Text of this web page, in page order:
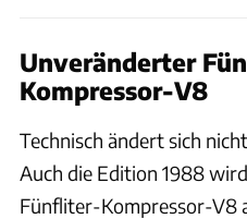
Unveränderter
Kompressor-V8
Technisch ändert sich
Auch die Edition 1988
Fünfliter-Kompressor-V8